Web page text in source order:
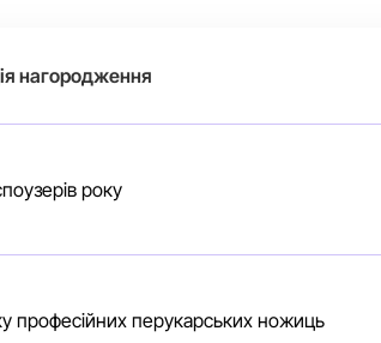
нагородження
року
професійних перукарських ножиць